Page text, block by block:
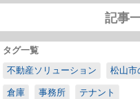
記事
タグ一覧
不動産ソリューション
松山市
倉庫 事務所 テナント